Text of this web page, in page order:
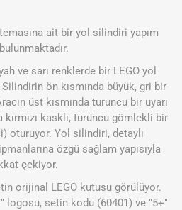
ait bir yol silindiri yapım
ve sarı renklerde bir LEGO yol
ön kısmında büyük, gri bir
üst kısmında turuncu bir uyarı
kırmızı kasklı, turuncu gömlekli bir
oturuyor. Yol silindiri, detaylı
özgü sağlam yapısıyla
çekiyor.
orijinal LEGO kutusu görülüyor.
logosu, setin kodu (60401) ve "5+"